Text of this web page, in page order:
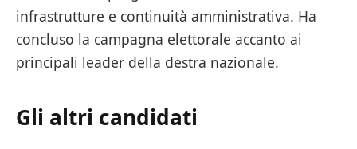
infrastrutture e continuità amministrativa. Ha
concluso la campagna elettorale accanto ai
principali leader della destra nazionale.
Gli altri candidati